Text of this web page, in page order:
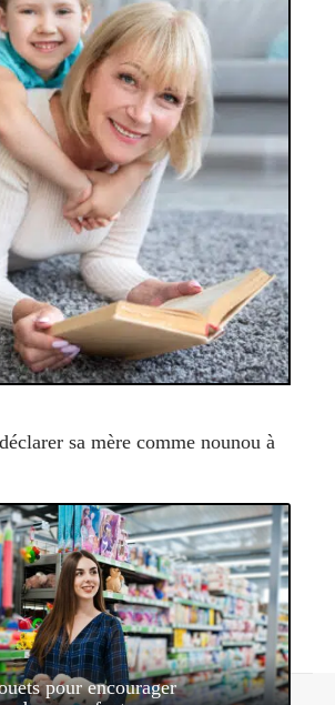
sa mère comme nounou à
pour encourager